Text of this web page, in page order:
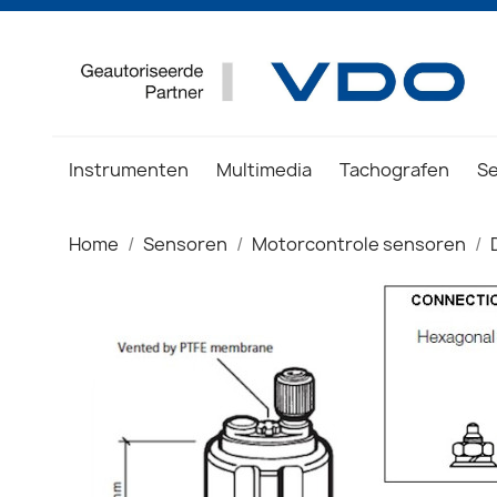
Instrumenten Multimedia Tachografen
Home Sensoren Motorcontrole sensoren